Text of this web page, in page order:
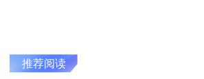
推荐阅读